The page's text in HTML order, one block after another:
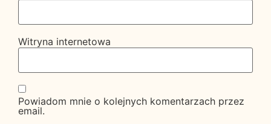
Witryna internetowa
Powiadom mnie o kolejnych komentarzach przez
email.